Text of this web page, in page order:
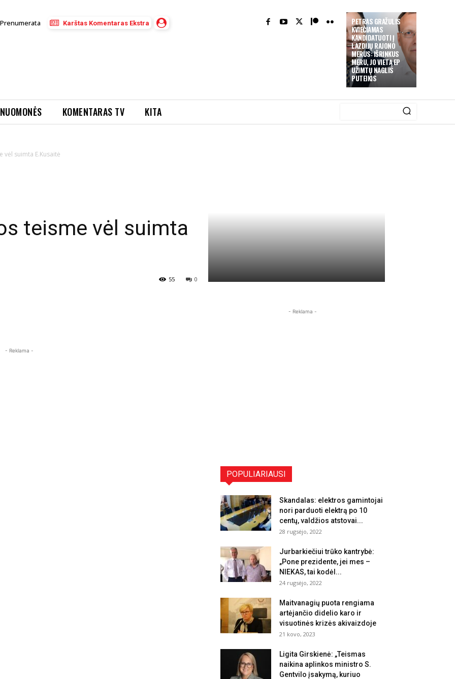
PETRAS GRAŽULIS
KVIEČIAMAS
KANDIDATUOTI Į
LAZDIJŲ RAJONO
MERUS: IŠRINKUS
MERU, JO VIETĄ EP
UŽIMTŲ NAGLIS
PUTEIKIS
Prenumerata Karštas Komentaras Ekstra
NUOMONĖS KOMENTARAS TV KITA
vėl suimta E.Kusaitė
teisme vėl suimta
0
55
- Reklama -
- Reklama -
POPULIARIAUSI
Skandalas: elektros gamintojai
nori parduoti elektrą po 10
centų, valdžios atstovai...
28 rugsėjo, 2022
Jurbarkiečiui trūko kantrybė:
„Pone prezidente, jei mes –
NIEKAS, tai kodėl...
24 rugsėjo, 2022
Maitvanagių puota rengiama
artėjančio didelio karo ir
visuotinės krizės akivaizdoje
21 kovo, 2023
Ligita Girskienė: „Teismas
naikina aplinkos ministro S.
Gentvilo įsakymą, kuriuo